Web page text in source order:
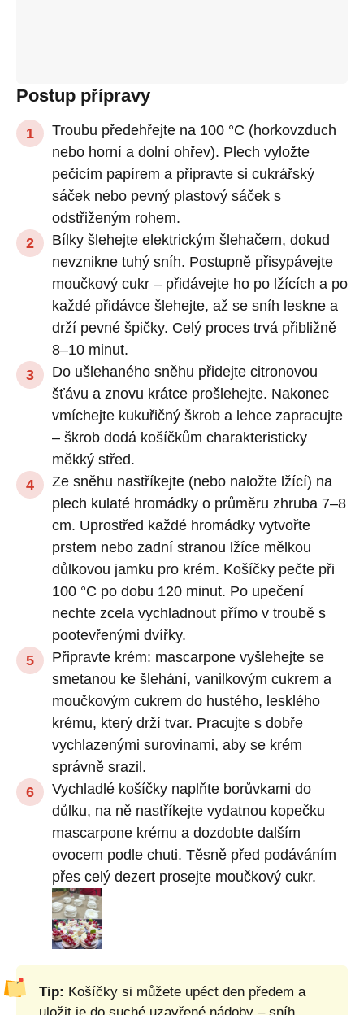
Postup přípravy
Troubu předehřejte na 100 °C (horkovzduch
nebo horní a dolní ohřev). Plech vyložte
pečicím papírem a připravte si cukrářský
sáček nebo pevný plastový sáček s
odstřiženým rohem.
Bílky šlehejte elektrickým šlehačem, dokud
nevznikne tuhý sníh. Postupně přisypávejte
moučkový cukr – přidávejte ho po lžících a po
každé přidávce šlehejte, až se sníh leskne a
drží pevné špičky. Celý proces trvá přibližně
8–10 minut.
Do ušlehaného sněhu přidejte citronovou
šťávu a znovu krátce prošlehejte. Nakonec
vmíchejte kukuřičný škrob a lehce zapracujte
– škrob dodá košíčkům charakteristicky
měkký střed.
Ze sněhu nastříkejte (nebo naložte lžící) na
plech kulaté hromádky o průměru zhruba 7–8
cm. Uprostřed každé hromádky vytvořte
prstem nebo zadní stranou lžíce mělkou
důlkovou jamku pro krém. Košíčky pečte při
100 °C po dobu 120 minut. Po upečení
nechte zcela vychladnout přímo v troubě s
pootevřenými dvířky.
Připravte krém: mascarpone vyšlehejte se
smetanou ke šlehání, vanilkovým cukrem a
moučkovým cukrem do hustého, lesklého
krému, který drží tvar. Pracujte s dobře
vychlazenými surovinami, aby se krém
správně srazil.
Vychladlé košíčky naplňte borůvkami do
důlku, na ně nastříkejte vydatnou kopečku
mascarpone krému a dozdobte dalším
ovocem podle chuti. Těsně před podáváním
přes celý dezert prosejte moučkový cukr.
Tip: Košíčky si můžete upéct den předem a
uložit je do suché uzavřené nádoby – sníh